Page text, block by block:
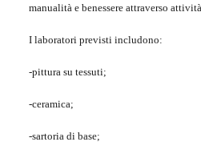
manualità e benessere attraverso
I laboratori previsti includono:
-pittura su tessuti;
-ceramica;
-sartoria di base;